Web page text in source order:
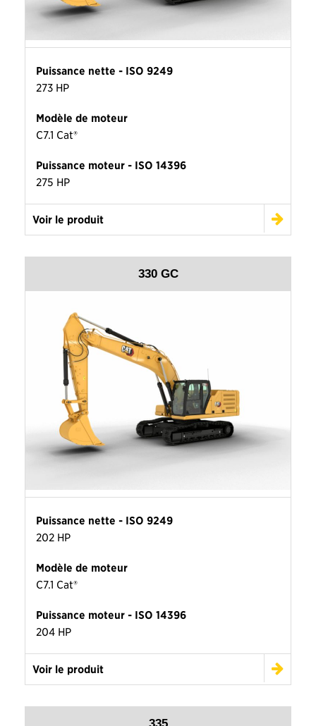
Puissance nette - ISO 9249
273 HP
Modèle de moteur
C7.1 Cat®
Puissance moteur - ISO 14396
275 HP
Voir le produit
330 GC
Puissance nette - ISO 9249
202 HP
Modèle de moteur
C7.1 Cat®
Puissance moteur - ISO 14396
204 HP
Voir le produit